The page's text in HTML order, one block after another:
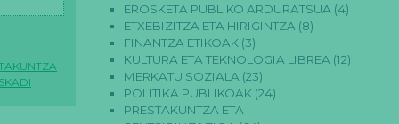
EROSKETA PUBLIKO ARDURATSUA (4)
ETXEBIZITZA ETA HIRIGINTZA (8)
FINANTZA ETIKOAK (3)
KULTURA ETA TEKNOLOGIA LIBREA (12)
MERKATU SOZIALA (23)
POLITIKA PUBLIKOAK (24)
PRESTAKUNTZA ETA